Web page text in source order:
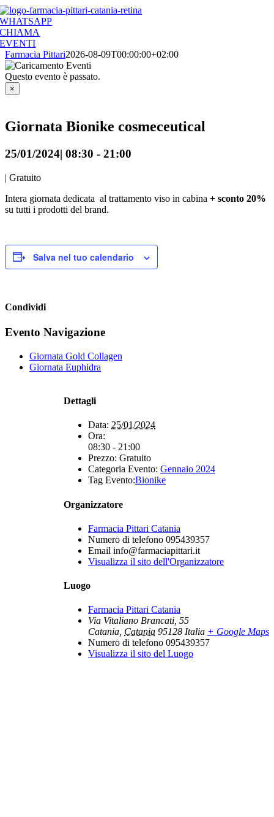
Salta
al
contenuto
WHATSAPP
CHIAMA
EVENTI
Farmacia Pittari2026-08-09T00:00:00+02:00
Questo evento è passato.
×
Giornata Bionike cosmeceutical
25/01/2024| 08:30 - 21:00
| Gratuito
Intera giornata dedicata al trattamento viso in cabina + sconto 20%
su tutti i prodotti del brand.
Salva nel tuo calendario
Condividi
Facebook
X
WhatsApp
Telegram
Evento Navigazione
Giornata Gold Collagen
Giornata Euphidra
Dettagli
Data: 25/01/2024
Ora:
08:30 - 21:00
Prezzo: Gratuito
Categoria Evento: Gennaio 2024
Tag Evento:Bionike
Organizzatore
Farmacia Pittari Catania
Numero di telefono 095439357
Email info@farmaciapittari.it
Visualizza il sito dell'Organizzatore
Luogo
Farmacia Pittari Catania
Via Vitaliano Brancati, 55
Catania Catania 95128 Italia + Google Maps
Numero di telefono 095439357
Visualizza il sito del Luogo